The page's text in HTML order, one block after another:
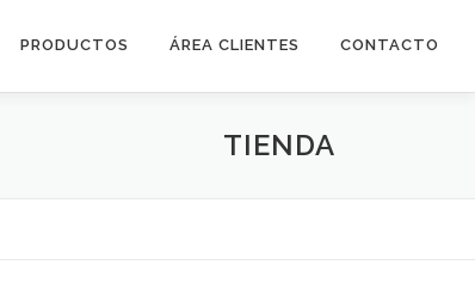
PRODUCTOS ÁREA CLIENTES CONTACTO
TIENDA